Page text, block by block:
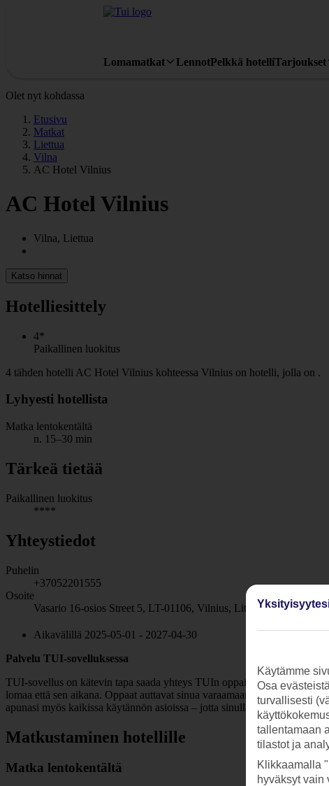
Lomamatkat LennotPelkkä hotelliTarjoukset
Olet nyt kohdassa
Etusivu
Matkat
Liettua
Vilna
AC Hotel Vilnius
AC Hotel Vilnius
Vilna, Liettua
Katso hinnat
Hotelliesittely
4*
Paikallinen luokitus
4 tähden hotelli AC Hotel Vilnius kohteessa Vilnius on hotelli, jolla on .
Lyhyesti hotellista
Matka lentokentältä
n. 15–30 min
Tärkeä tietää
Paikallinen luokitus
****
Yhteystiedot
Puhelin
+37052201555
Osoite
Vasario 16-osios Street 5, LT-01106, Vilnius, Lithuania
Aikavälillä 2025-05-01 - 2027-04-30
Palvelu TUI-sovelluksessa
TUI-sovellus on kätevin tapa saada yhteys TUIn oppaisiin – juuri
lomaa että sen aikana. Oppaat auttavat sinua varaamaan retkiä ja
apunasi myös kaikissa käytännön asioissa – jotta sinulla olisi mukava
Matkustaminen hotellille
Matka lentokentältä
Käytämme
Osa
turvallisesti
tallentamaan
tilastot ja
Klikkaamalla
hyväksyt vain